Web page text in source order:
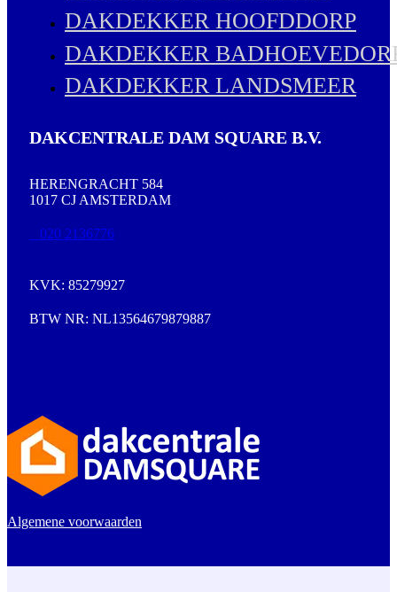
DAKDEKKER HOOFDDORP
DAKDEKKER
DAKDEKKER LANDSMEER
DAKCENTRALE DAM SQUARE B.V.
HERENGRACHT 584
1017 CJ AMSTERDAM
020 2136776
KVK: 85279927
BTW NR: NL13564679879887
Algemene voorwaarden